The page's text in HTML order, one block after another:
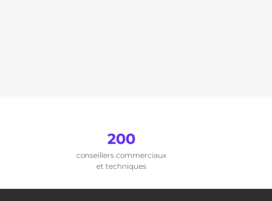
200
conseillers commerciaux
et techniques